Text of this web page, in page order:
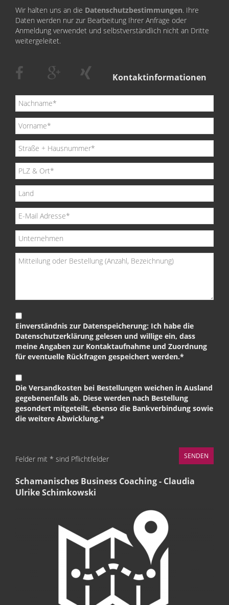
Wir halten uns an die Datenschutzbestimmungen. Ihre
Daten werden nur zur Bearbeitung Ihrer Anfrage oder
Anmeldung verwendet und selbstverständlich nicht an Dritte
weitergeleitet.
Kontaktinformationen
Einverständnis zur Datenspeicherung: Ich habe die
Datenschutzerklärung gelesen und willige ein, dass
meine Angaben zur Kontaktaufnahme und Zuordnung
für eventuelle Rückfragen gespeichert werden.*
Die Versandkosten bei Bestellungen weichen in Ausland
gegebenenfalls ab. Diese werden nach Bestellung
gesondert mitgeteilt, ebenso die Bankverbindung sowie
die weitere Abwicklung.*
Felder mit * sind Pflichtfelder
Schamanisches Business Coaching - Claudia
Ulrike Schimkowski